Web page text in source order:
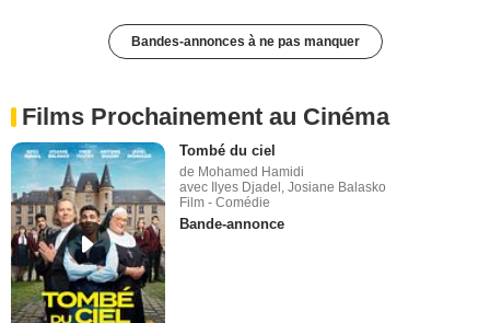
Bandes-annonces à ne pas manquer
Films Prochainement au Cinéma
Tombé du ciel
de Mohamed Hamidi
avec Ilyes Djadel, Josiane Balasko
Film - Comédie
Bande-annonce